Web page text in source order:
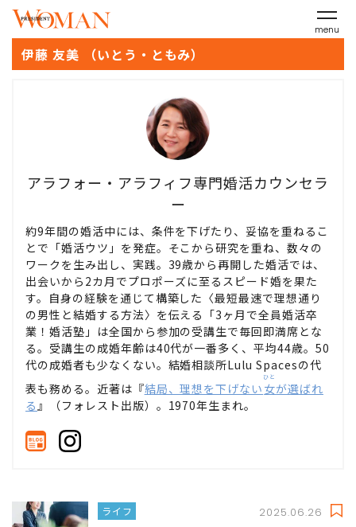
menu
伊藤 友美 （いとう・ともみ）
アラフォー・アラフィフ専門婚活カウンセラ
ー
約9年間の婚活中には、条件を下げたり、妥協を重ねるこ
とで「婚活ウツ」を発症。そこから研究を重ね、数々の
ワークを生み出し、実践。39歳から再開した婚活では、
出会いから2カ月でプロポーズに至るスピード婚を果た
す。自身の経験を通じて構築した〈最短最速で理想通り
の男性と結婚する方法〉を伝える「3ヶ月で全員婚活卒
業！婚活塾」は全国から参加の受講生で毎回即満席とな
る。受講生の成婚年齢は40代が一番多く、平均44歳。50
代の成婚者も少なくない。結婚相談所Lulu Spacesの代
表も務める。近著は『結局、理想を下げない 女
ひと
が選ばれ
る 』（フォレスト出版）。1970年生まれ。
ライフ 2025.06.26